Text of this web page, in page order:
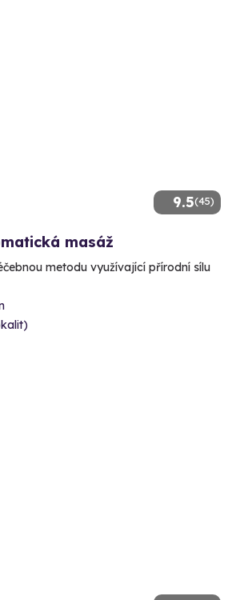
9.5(45)
masáž
metodu využívající přírodní sílu